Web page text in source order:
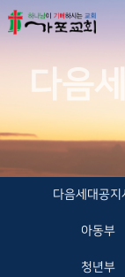
다음
다음세대공지
아동부
청년부